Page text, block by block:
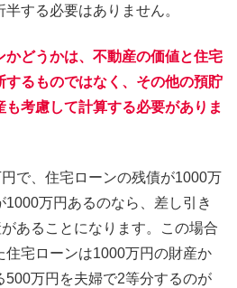
する必要はありません。
かどうかは、不動産の価値と住宅
するものではなく、その他の預貯
考慮して計算する必要がありま
で、住宅ローンの残債が1000万
1000万円あるのなら、差し引き
あることになります。この場合
住宅ローンは1000万円の財産か
500万円を夫婦で2等分するのが